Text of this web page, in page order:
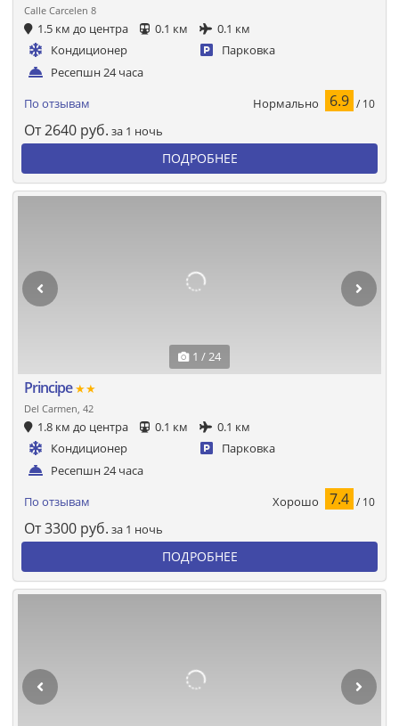
Calle Carcelen 8
1.5 км до центра 0.1 км
0.1 км
Кондиционер
Парковка
Ресепшн 24 часа
По отзывам Нормально 6.9 / 10
От2640 руб. за 1 ночь
ПОДРОБНЕЕ
1 / 24
Principe★★
Del Carmen, 42
1.8 км до центра 0.1 км
0.1 км
Кондиционер
Парковка
Ресепшн 24 часа
По отзывам Хорошо 7.4 / 10
От3300 руб. за 1 ночь
ПОДРОБНЕЕ